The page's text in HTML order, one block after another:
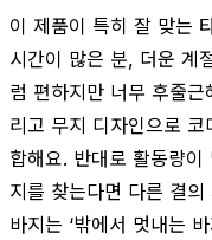
이 제품이 특히 잘 맞는
시간이 많은 분, 더운 계
럼 편하지만 너무 후줄
리고 무지 디자인으로
합해요. 반대로 활동량
지를 찾는다면 다른 결
바지는 ‘밖에서 멋내는